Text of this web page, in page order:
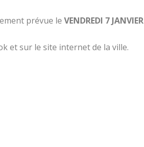
prévue le VENDREDI 7 JANVIER
et sur le site internet de la ville.